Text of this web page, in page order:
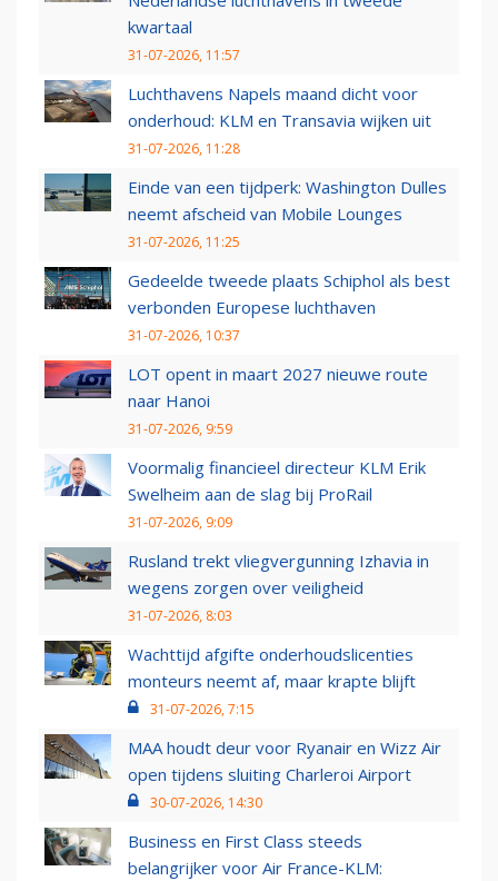
kwartaal
31-07-2026, 11:57
Luchthavens Napels maand dicht voor
onderhoud: KLM en Transavia wijken uit
31-07-2026, 11:28
Einde van een tijdperk: Washington Dulles
neemt afscheid van Mobile Lounges
31-07-2026, 11:25
Gedeelde tweede plaats Schiphol als best
verbonden Europese luchthaven
31-07-2026, 10:37
LOT opent in maart 2027 nieuwe route
naar Hanoi
31-07-2026, 9:59
Voormalig financieel directeur KLM Erik
Swelheim aan de slag bij ProRail
31-07-2026, 9:09
Rusland trekt vliegvergunning Izhavia in
wegens zorgen over veiligheid
31-07-2026, 8:03
Wachttijd afgifte onderhoudslicenties
monteurs neemt af, maar krapte blijft
31-07-2026, 7:15
MAA houdt deur voor Ryanair en Wizz Air
open tijdens sluiting Charleroi Airport
30-07-2026, 14:30
Business en First Class steeds
belangrijker voor Air France-KLM: